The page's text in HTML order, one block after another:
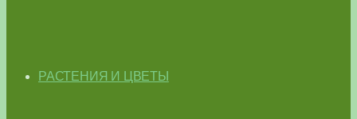
РАСТЕНИЯ И ЦВЕТЫ